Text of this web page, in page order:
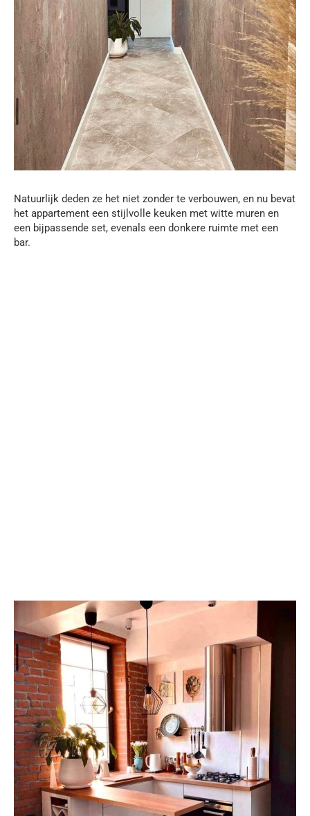
Natuurlijk deden ze het niet zonder te verbouwen, en nu bevat
het appartement een stijlvolle keuken met witte muren en
een bijpassende set, evenals een donkere ruimte met een
bar.